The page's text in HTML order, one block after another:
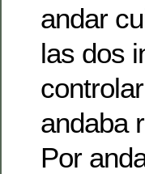
andar
las dos
andaba
Por